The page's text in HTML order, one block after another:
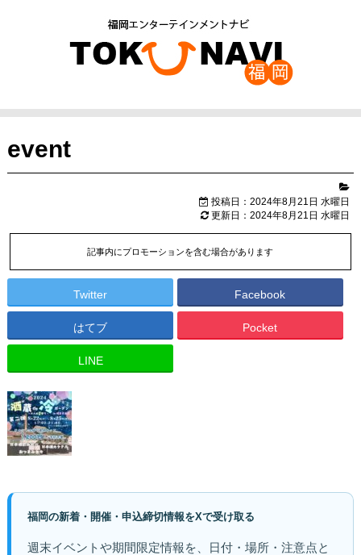
event
投稿日：2024年8月21日 水曜日
更新日：2024年8月21日 水曜日
記事内にプロモーションを含む場合があります
Twitter Facebook
はてブ Pocket
LINE
福岡の新着・開催・申込締切情報をXで受け取る
週末イベントや期間限定情報を、日付・場所・注意点と